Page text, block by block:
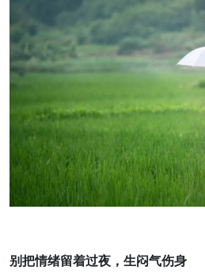
别把情绪留着过夜，生闷气伤身